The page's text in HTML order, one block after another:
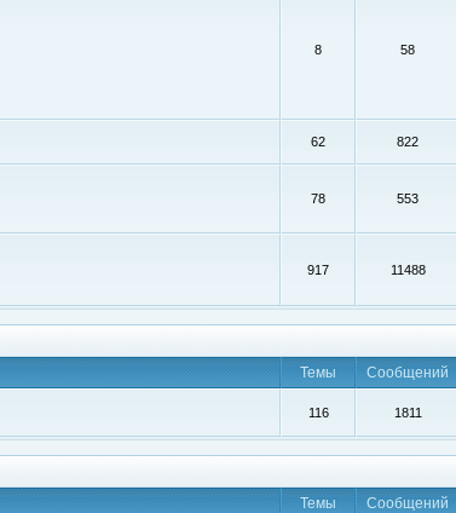
8 58
62 822
78 553
917 11488
Темы Сообщений
116 1811
Темы Сообщений